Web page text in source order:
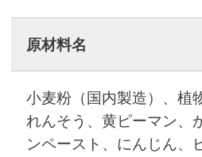
原材料名
小麦粉（国内製造）、植
れんそう、黄ピーマン、
ンペースト、にんじん、